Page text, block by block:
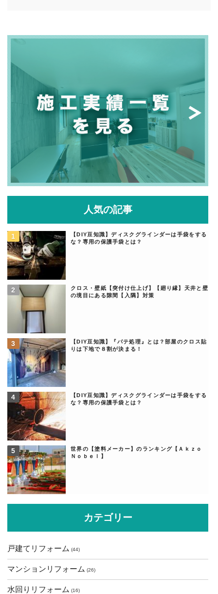
人気の記事
【DIY豆知識】ディスクグラインダーは手袋をする
な？専用の保護手袋とは？
クロス・壁紙【突付け仕上げ】【廻り縁】天井と壁
の境目にある隙間【入隅】対策
【DIY豆知識】『パテ処理』とは？部屋のクロス貼
りは下地で８割が決まる！
【DIY豆知識】ディスクグラインダーは手袋をする
な？専用の保護手袋とは？
世界の【塗料メーカー】のランキング【Ａｋｚｏ
Ｎｏｂｅｌ】
カテゴリー
戸建てリフォーム (44)
マンションリフォーム (26)
水回りリフォーム (16)